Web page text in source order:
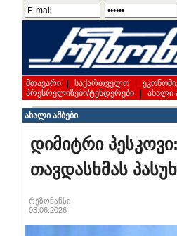
მთავარი საქართველო
პრესრელიზები/ტენდერები
ახალი
ახალი ამბები
დიმიტრი
თავდასხმას
რეზონანსი
03.06.2026